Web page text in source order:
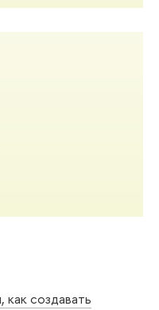
создавать